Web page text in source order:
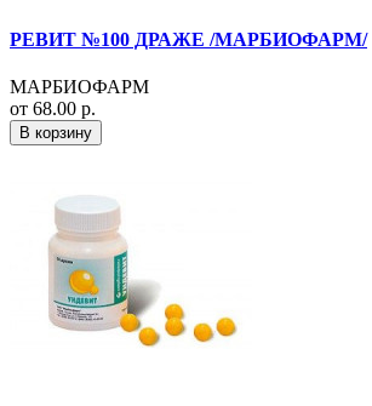
РЕВИТ №100 ДРАЖЕ /МАРБИОФАРМ/
МАРБИОФАРМ
от 68.00 р.
В корзину